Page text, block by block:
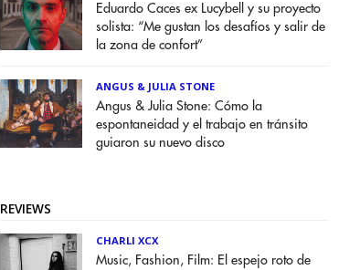
Eduardo Caces ex Lucybell y su proyecto
solista: “Me gustan los desafíos y salir de
la zona de confort”
ANGUS & JULIA STONE
Angus & Julia Stone: Cómo la
espontaneidad y el trabajo en tránsito
guiaron su nuevo disco
REVIEWS
CHARLI XCX
Music, Fashion, Film: El espejo roto de